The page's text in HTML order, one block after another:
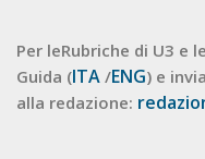
Per leRubriche di U3 e
Guida (ITA /ENG) e
alla redazione: